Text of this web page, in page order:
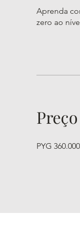
Aprenda
zero ao
Preço
PYG 360.000